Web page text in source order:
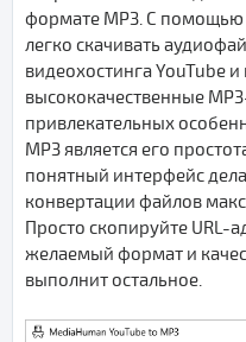
формате MP3. С
легко скачивать
видеохостинга YouTube
высококачественные
привлекательных
MP3 является его
понятный интерфейс
конвертации файлов
Просто скопируйте URL-
желаемый формат и
выполнит остальное.